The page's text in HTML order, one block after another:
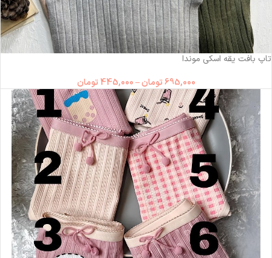
-36%
تاپ بافت یقه اسکی موندا
695,000تومان–
445,000 تومان